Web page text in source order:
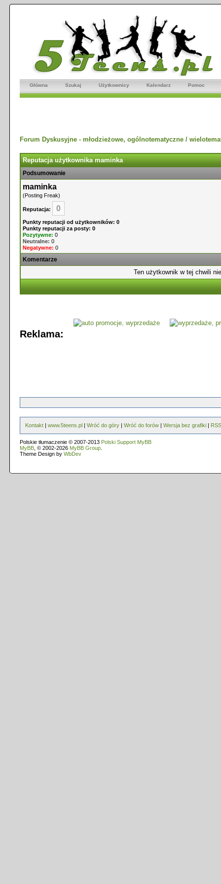
Główna Szukaj Użytkownicy Kalendarz Pomoc
Forum Dyskusyjne - młodzieżowe, ogólnotematyczne /
Reputacja użytkownika maminka
Podsumowanie
maminka
(Posting Freak)
Reputacja: 0
Punkty reputacji od użytkowników: 0
Punkty reputacji za posty: 0
Pozytywne: 0
Neutralne: 0
Negatywne: 0
Komentarze
Ten użytkownik w tej chwili
Reklama:
Kontakt | www.5teens.pl | Wróć do góry | Wróć do forów | Wersja bez grafiki | RSS
Polskie tłumaczenie © 2007-2013 Polski Support MyBB
MyBB , © 2002-2026 MyBB Group
Theme Design by WbDev